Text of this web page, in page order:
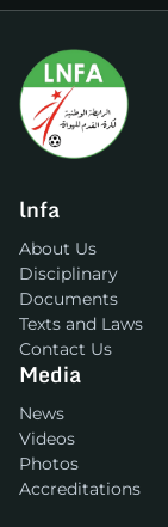
lnfa
About Us
Disciplinary
Documents
Texts and Laws
Contact Us
Media
News
Videos
Photos
Accreditations